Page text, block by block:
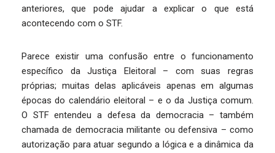
anteriores, que pode ajudar a explicar o que está
acontecendo com o STF.
Parece existir uma confusão entre o funcionamento
específico da Justiça Eleitoral – com suas regras
próprias; muitas delas aplicáveis apenas em algumas
épocas do calendário eleitoral – e o da Justiça comum.
O STF entendeu a defesa da democracia – também
chamada de democracia militante ou defensiva – como
autorização para atuar segundo a lógica e a dinâmica da